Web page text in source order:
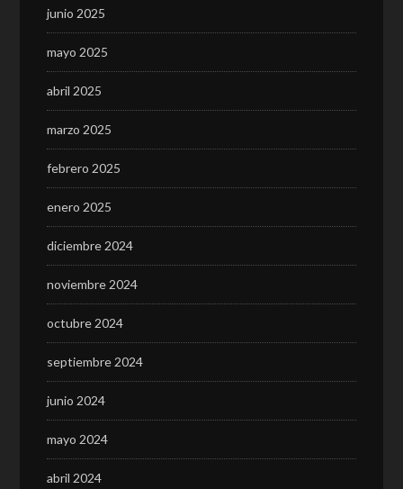
junio 2025
mayo 2025
abril 2025
marzo 2025
febrero 2025
enero 2025
diciembre 2024
noviembre 2024
octubre 2024
septiembre 2024
junio 2024
mayo 2024
abril 2024